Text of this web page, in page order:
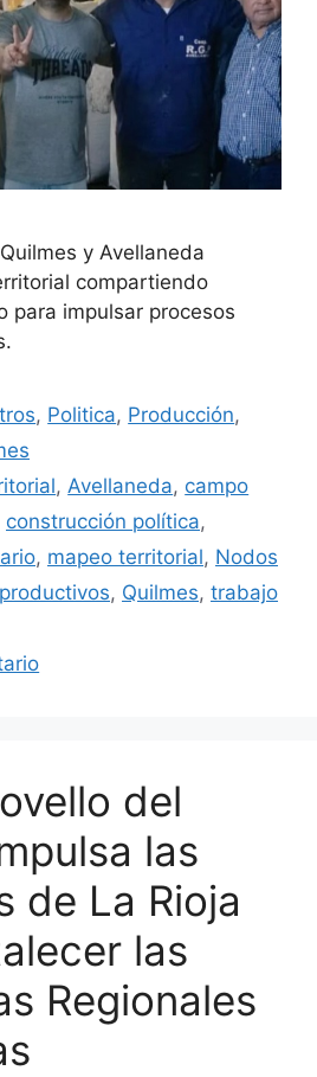
y Avellaneda
compartiendo
para impulsar procesos
, Politica, Producción,
,Avellaneda, campo
construcción política,
, mapeo territorial, Nodos
, Quilmes, trabajo
del
las
de La Rioja
las
Regionales